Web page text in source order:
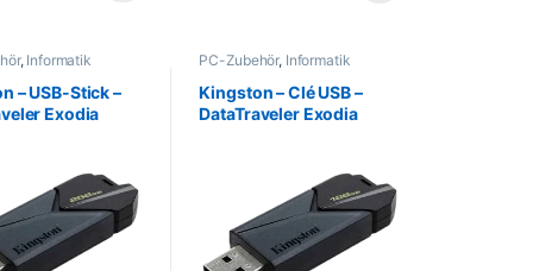
, Informatik
– USB-Stick –
Exodia
PC-Zubehör, Informatik
Kingston – Clé USB –
DataTraveler Exodia